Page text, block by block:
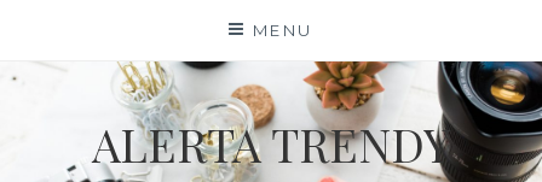
content
MENU
ALERTA TRENDY